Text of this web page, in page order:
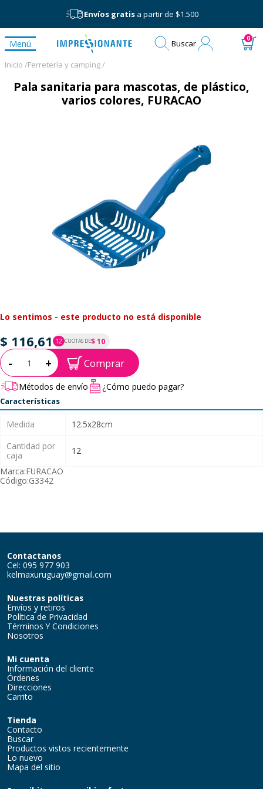
Envíos gratisa partir de $1.500
Menú Buscar 0
Inicio /Ferretería y camping /
Pala sanitaria para mascotas, de plástico,
varios colores, FURACAO
Lo sentimos - este producto no está disponible
$ 116,61 12 CUOTAS DE$ 10
P.T.F. $ 117
Cantidad:
- + Comprar
Métodos de envío ¿Cómo puedo pagar?
Características
Medida
12.5x28cm
Cantidad por
caja
12
Marca:FURACAO
Código:G3342
Contactanos
Cel: 095 977 903
kelmaxuruguay@gmail.com
Nuestras políticas
Envíos y retiros
Política de Privacidad
Términos Y Condiciones
Nosotros
Mi cuenta
Información del cliente
Órdenes
Direcciones
Carrito
Tienda
Contacto
Buscar
Productos vistos recientemente
Lo nuevo
Mapa del sitio